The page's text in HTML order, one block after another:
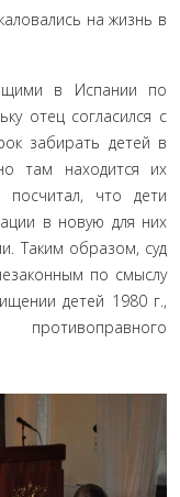
на жизнь в
в Испании по
отец согласился с
забирать детей в
там находится их
что дети
в новую для них
Таким образом, суд
по смыслу
детей 1980 г.,